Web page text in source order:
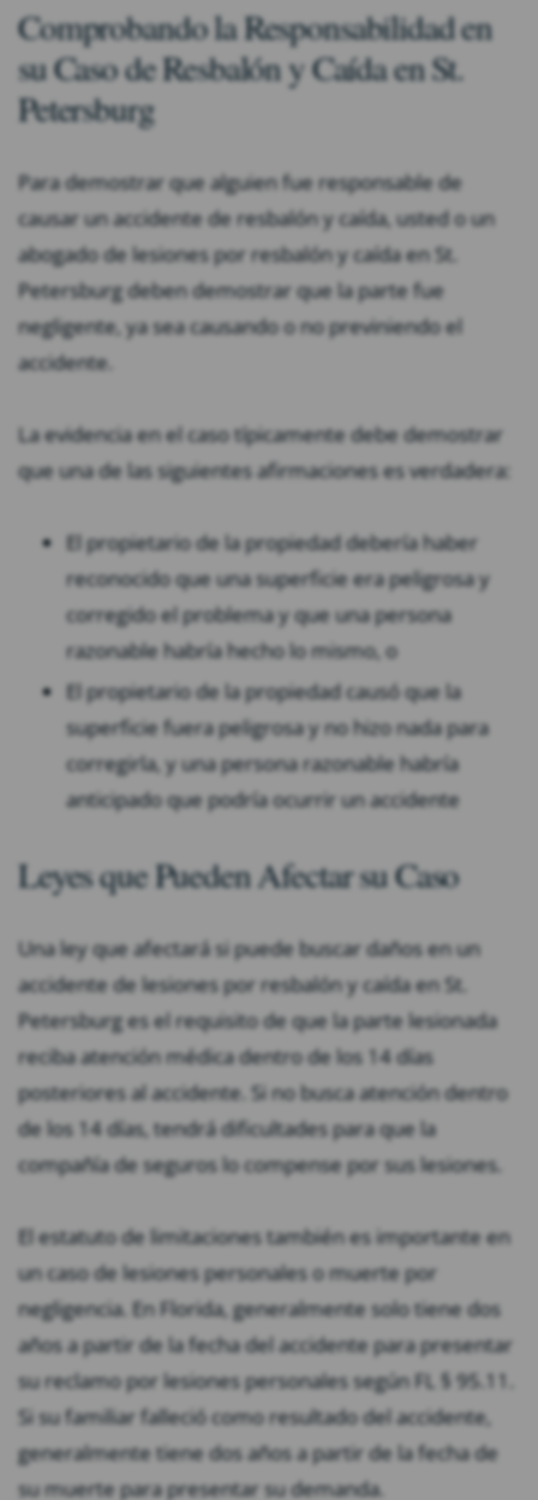
Comprobando la Responsabilidad en
su Caso de Resbalón y Caída en St.
Petersburg
Para demostrar que alguien fue responsable de
causar un accidente de resbalón y caída, usted o un
abogado de lesiones por resbalón y caída en St.
Petersburg deben demostrar que la parte fue
negligente, ya sea causando o no previniendo el
accidente.
La evidencia en el caso típicamente debe demostrar
que una de las siguientes afirmaciones es verdadera:
El propietario de la propiedad debería haber
reconocido que una superficie era peligrosa y
corregido el problema y que una persona
razonable habría hecho lo mismo, o
El propietario de la propiedad causó que la
superficie fuera peligrosa y no hizo nada para
corregirla, y una persona razonable habría
anticipado que podría ocurrir un accidente
Leyes que Pueden Afectar su Caso
Una ley que afectará si puede buscar daños en un
accidente de lesiones por resbalón y caída en St.
Petersburg es el requisito de que la parte lesionada
reciba atención médica dentro de los 14 días
posteriores al accidente. Si no busca atención dentro
de los 14 días, tendrá dificultades para que la
compañía de seguros lo compense por sus lesiones.
El estatuto de limitaciones también es importante en
un caso de lesiones personales o muerte por
negligencia. En Florida, generalmente solo tiene dos
años a partir de la fecha del accidente para presentar
su reclamo por lesiones personales según FL § 95.11.
Si su familiar falleció como resultado del accidente,
generalmente tiene dos años a partir de la fecha de
su muerte para presentar su demanda.